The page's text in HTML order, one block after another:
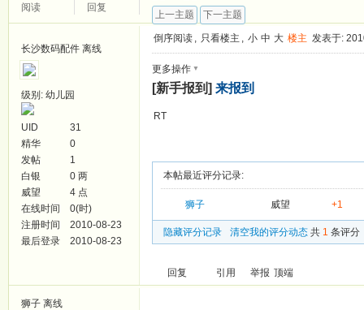
阅读
回复
上一主题 下一主题
长沙数码配件 离线
级别: 幼儿园
UID
31
精华
0
发帖
1
白银
0 两
威望
4 点
在线时间
0(时)
注册时间
2010-08-23
最后登录
2010-08-23
倒序阅读 , 只看楼主 , 小 中 大 楼主 发表于:
更多操作 ▼
[新手报到] 来报到
RT
本帖最近评分记录:
狮子 威望 +1
隐藏评分记录 清空我的评分动态 共 1 条评分
回复 引用 举报 顶端
狮子 离线